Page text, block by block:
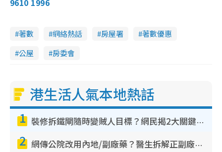
9610 1996
著數 網絡熱話 房屋署
著數優惠
公屋
房委會
港生活人氣本地熱話
1 裝修拆鐵閘隨時變賊人目標？網民揭2大關鍵用途：裝新式等於白裝？附新舊鐵閘分別
2 網傳公院改用內地/副廠藥？醫生拆解正副廠分別 揭4類人換藥隨時出事